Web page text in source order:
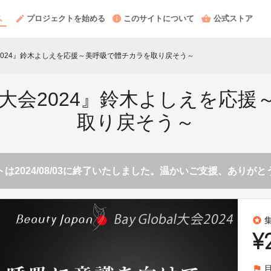
プロジェクトを始める このサイトについて 公式ストア
』鈴木よしえを応援～美呼吸で體チカラを取り戻そう～
会2024』鈴木よしえを応援
取り戻そう～
は2024/08/03に終了いたしました。温かいご支援、ありがと
stars
flag